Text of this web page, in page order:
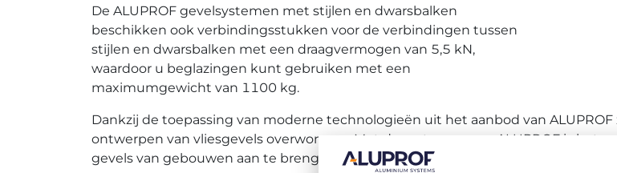
De ALUPROF gevelsystemen met stijlen en dwarsbalken
beschikken ook verbindingsstukken voor de verbindingen tussen
stijlen en dwarsbalken met een draagvermogen van 5,5 kN,
waardoor u beglazingen kunt gebruiken met een
maximumgewicht van 1100 kg.
Dankzij de toepassing van moderne technologieën uit het aanbod van
ontwerpen van vliesgevels overwonnen. Met de systemen van ALUPROF is het
gevels van gebouwen aan te brengen.